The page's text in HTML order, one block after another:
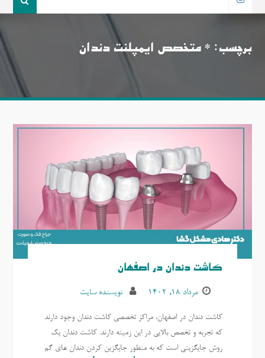
برچسب: * متخصص ایمپلنت دندان
کاشت دندان در اصفهان
مرداد ۱۸, ۱۴۰۲ نویسنده سایت
کاشت دندان در اصفهان، مراکز تخصصی کاشت دندان وجود دارند
که تجربه و تخصص بالایی در این زمینه دارند. کاشت دندان یک
روش جایگزینی است که به منظور جایگزین کردن دندان های گم